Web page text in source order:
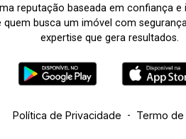
reputação baseada em confiança
busca um imóvel com
expertise que gera resultados.
Política de Privacidade - Termo de